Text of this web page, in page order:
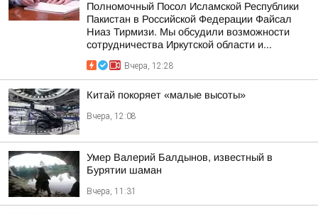
Полномочный Посол Исламской Республики
Пакистан в Российской Федерации Файсал
Ниаз Тирмизи. Мы обсудили возможности
сотрудничества Иркутской области и...
Вчера, 12:28
Китай покоряет «малые высоты»
Вчера, 12:08
Умер Валерий Балдынов, известный в
Бурятии шаман
Вчера, 11:31